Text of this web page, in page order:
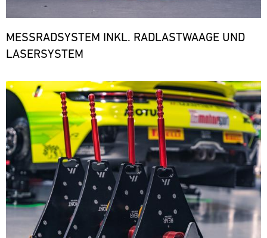
MESSRADSYSTEM INKL. RADLASTWAAGE UND
LASERSYSTEM
Bild